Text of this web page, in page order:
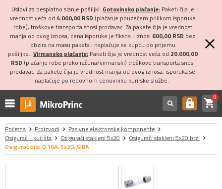
Uslovi za besplatno slanje pošiljki: Gotovinsko plaćanje:Paketi čija je
vrednost veća od 4.000,00 RSD (plaćanje pouzećem prilikom isporuke
robe), troškove transporta snosi prodavac. Za pakete čija je vrednost
manja od ovog iznosa, cena isporuke je fiksna i iznosi 600,00 RSD bez
obzira na masu paketa i naplaćuje se kupcu po prijemu
pošiljke. Virmansko plaćanje:Paketi čija je vrednost veća od 20.000,00
RSD (plaćanje robe preko računa/virmanski) troškove transporta snosi
prodavac. Za pakete čija je vrednost manja od ovog iznosa, isporuka se
naplaćuje po redovnom cenovniku kurirske službe.
https shopping_cart0
Početna Proizvodi
Pasivne elektronske komponente
Osigurači i kućišta
Osigurači stakleni 5x20
Osigurači stakleni 5x20 brzi
Osigurač brzi 0.16A, 5x20, SIBA